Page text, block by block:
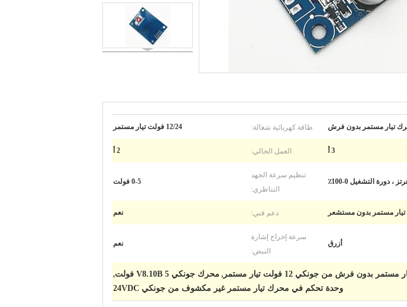
تيار مستمر بدون فرش طاقة كهربائية شغالة: 12/24 فولت تيار مستمر
3 أ العمل الحالي: 2 أ
تنظيم سرعة الجهد
التناظري:
0-5 فولت
مستمر بدون مستشعر دعم فني: نعم
أزرق
سرعة إخراج إشارة
النبض:
نعم
فرش من جونكي 12 فولت تيار مستمر , محرك جونكي V8.10B 5 فولت ,
وحدة تحكم في محرك تيار مستمر غير مكشوف من جونكي 24VDC